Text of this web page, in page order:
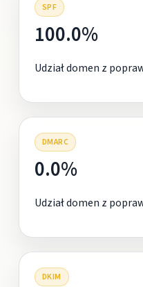
SPF
100.0%
Udział domen z
DMARC
0.0%
Udział domen z
DKIM